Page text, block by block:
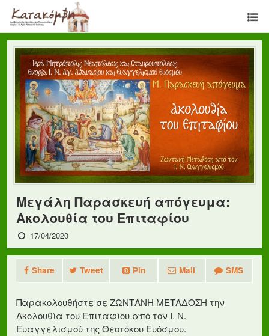
Μεγάλη Παρασκευή απόγευμα:
Ακολουθία του Επιταφίου
17/04/2020
Share Tweet Pin Mail SMS
Παρακολουθήστε σε ΖΩΝΤΑΝΗ ΜΕΤΑΔΟΣΗ την
Ακολουθία του Επιταφίου από τον Ι. Ν.
Ευαγγελισμού της Θεοτόκου Ευόσμου.